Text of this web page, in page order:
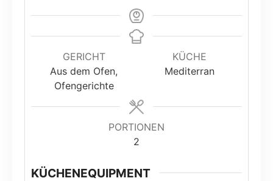
GERICHT
Aus dem Ofen,
Ofengerichte
KÜCHE
Mediterran
PORTIONEN
2
KÜCHENEQUIPMENT